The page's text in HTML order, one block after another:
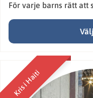
För varje barns rätt att
Kris i Haiti